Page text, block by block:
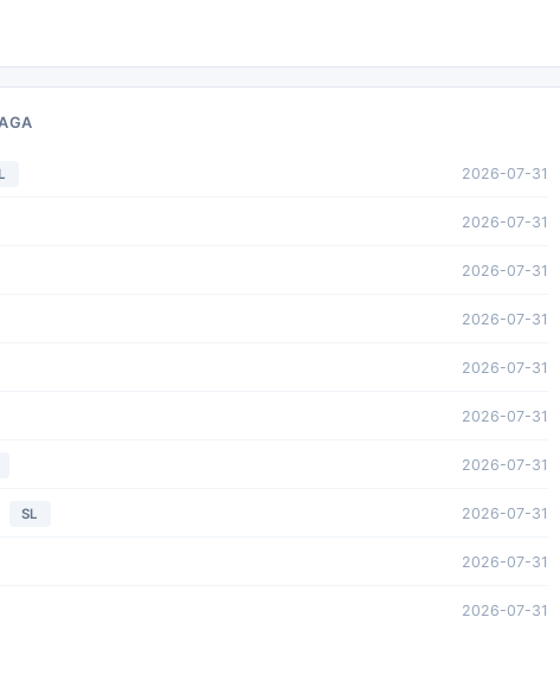
2026-07-31
2026-07-31
2026-07-31
2026-07-31
2026-07-31
2026-07-31
2026-07-31
SL 2026-07-31
2026-07-31
2026-07-31